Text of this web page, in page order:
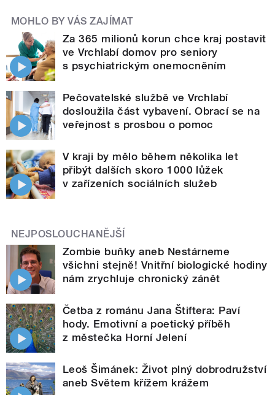
MOHLO BY VÁS ZAJÍMAT
Za 365 milionů korun chce kraj postavit
ve Vrchlabí domov pro seniory
s psychiatrickým onemocněním
Pečovatelské službě ve Vrchlabí
dosloužila část vybavení. Obrací se na
veřejnost s prosbou o pomoc
V kraji by mělo během několika let
přibýt dalších skoro 1000 lůžek
v zařízeních sociálních služeb
NEJPOSLOUCHANĚJŠÍ
Zombie buňky aneb Nestárneme
všichni stejně! Vnitřní biologické hodiny
nám zrychluje chronický zánět
Četba z románu Jana Štiftera: Paví
hody. Emotivní a poetický příběh
z městečka Horní Jelení
Leoš Šimánek: Život plný dobrodružství
aneb Světem křížem krážem